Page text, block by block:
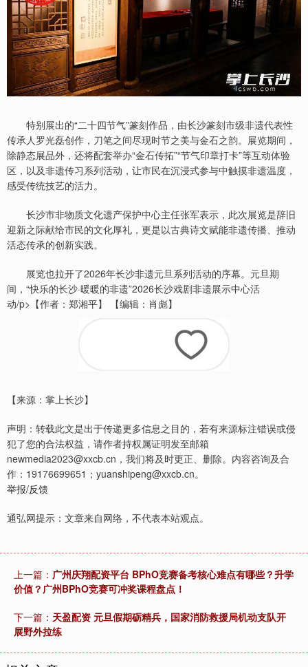
特别展出的“二十四节气”篆刻作品，由长沙篆刻市级非遗代表性
传承人罗光磊创作，刀笔之间尽现时节之美与金石之韵。展览期间，
除静态展品外，还将配套举办“金石传拓”“节气印章打卡”等互动体验
区，以及非遗传习系列活动，让市民在沉浸式参与中触摸非遗温度，
感受传统技艺的活力。
长沙市非物质文化遗产保护中心主任张军表示，此次展览是辞旧
迎新之际献给市民的文化厚礼，更是以古典诗文赋能非遗传播、推动
活态传承的创新实践。
展览也拉开了2026年长沙非遗元旦系列活动的序幕。元旦期
间，“快乐的长沙·暖暖的非遗”2026长沙戏剧非遗展示中心活
动/p>【作者：郑湘平】 【编辑：肖彪】
【来源：掌上长沙】
声明：转载此文是出于传递更多信息之目的，若有来源标注错误或侵
犯了您的合法权益，请作者持权属证明发至邮箱
newmedia2023@xxcb.cn，我们将及时更正、删除。内容咨询及合
作：19176699651；yuanshipeng@xxcb.cn。
举报/反馈
通弘网提示：文章来自网络，不代表本站观点。
上一篇： 广州庆翔配资平台 BPhO竞赛备考核心难点有哪些？升学
价值？广州BPhO竞赛可冲奖课程盘点！
下一篇： 天盈配资 元旦假期砺精兵，国家消防救援局机动支队开
展野外拉练